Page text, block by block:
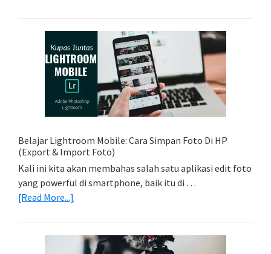
Sederhana:
Memadukan
Foto
Light
Trail
Dengan
Belajar Lightroom Mobile: Cara Simpan Foto Di HP
(Export & Import Foto)
Kali ini kita akan membahas salah satu aplikasi edit foto
yang powerful di smartphone, baik itu di …
[Read More...]
Mobile: